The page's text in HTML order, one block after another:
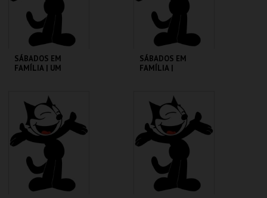
COMPRAR COMPRAR
SÁBADOS EM
FAMÍLIA | UM
CINEMATECA
MAIS INFO
COMPRAR
SÁBADOS EM
FAMÍLIA |
CINEMATECA
MAIS INFO
COMPRAR